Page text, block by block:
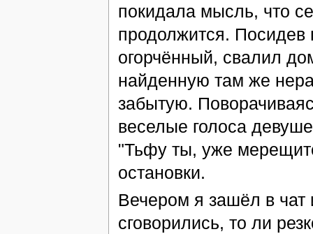
покидала мысль, что
продолжится. Посидев
огорчённый, свалил
найденную там же
забытую.
веселые голоса
"Тьфу ты, уже
остановки.
Вечером я зашёл в чат
сговорились, то ли